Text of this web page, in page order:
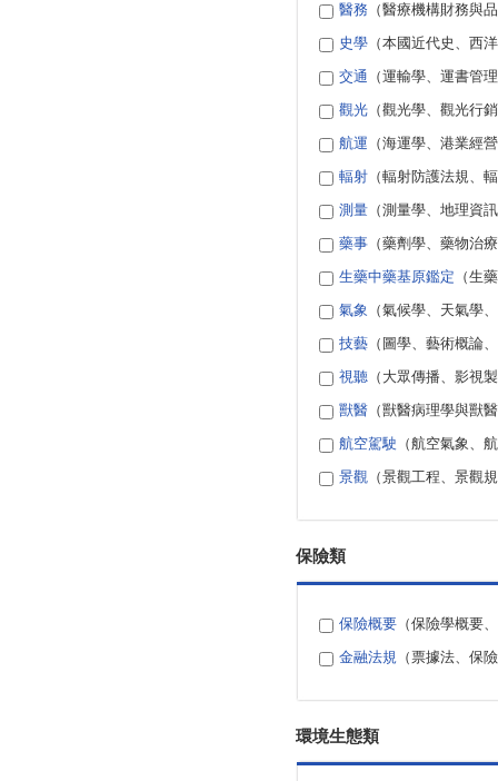
醫務（醫療機構財務與
史學（本國近代史、西
交通 （運輸學、運書管
觀光（觀光學、觀光行
航運 （海運學、港業經
輻射（輻射防護法規、
測量（測量學、地理資
藥事（藥劑學、藥物治
生藥中藥基原鑑定 （生
氣象 （氣候學、天氣學
技藝（圖學、藝術概論
視聽（大眾傳播、影視
獸醫（獸醫病理學與獸
航空駕駛 （航空氣象、
景觀（景觀工程、景觀
保險類
保險概要（保險學概要
金融法規（票據法、保
環境生態類